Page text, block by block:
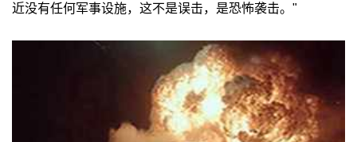
近没有任何军事设施，这不是误击，是恐怖袭击。"